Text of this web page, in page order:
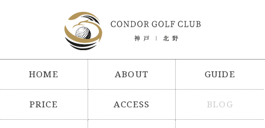
HOME ABOUT GUIDE
PRICE ACCESS BLOG